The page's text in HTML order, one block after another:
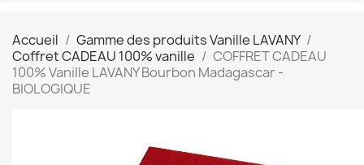
Accueil
Gamme des produits Vanille LAVANY
Coffret CADEAU 100% vanille
COFFRET CADEAU
100% Vanille LAVANY Bourbon Madagascar -
BIOLOGIQUE